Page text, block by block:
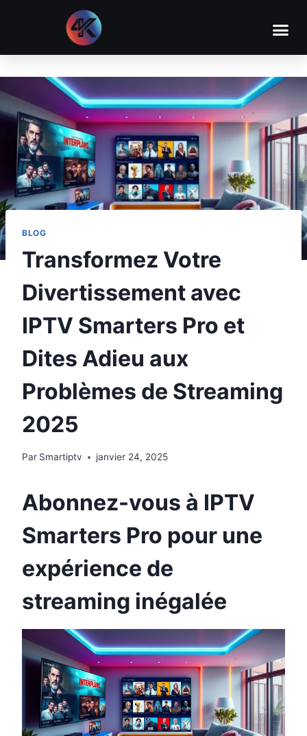
BLOG
Transformez Votre
Divertissement avec
IPTV Smarters Pro et
Dites Adieu aux
Problèmes de Streaming
2025
Par Smartiptv janvier 24, 2025
Abonnez-vous à IPTV
Smarters Pro pour une
expérience de
streaming inégalée